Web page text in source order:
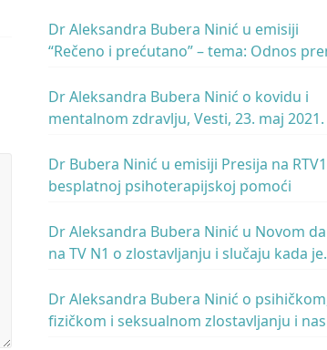
Dr Aleksandra Bubera Ninić u emisiji
“Rečeno i prećutano” – tema: Odnos
Dr Aleksandra Bubera Ninić o kovidu i
mentalnom zdravlju, Vesti, 23. maj 2021.
Dr Bubera Ninić u emisiji Presija na
besplatnoj psihoterapijskoj pomoći
Dr Aleksandra Bubera Ninić u Novom
na TV N1 o zlostavljanju i slučaju kada je
moći
Dr Aleksandra Bubera Ninić o
fizičkom i seksualnom zlostavljanju i